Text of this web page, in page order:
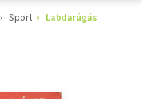
Sport Labdarúgás